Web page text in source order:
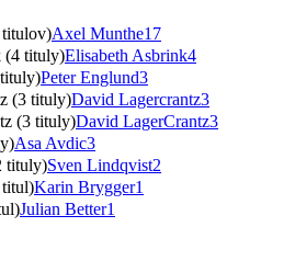
Axel Munthe17
(4 tituly)Elisabeth Asbrink4
Peter Englund3
(3 tituly)David Lagercrantz3
(3 tituly)David LagerCrantz3
Asa Avdic3
tituly)Sven Lindqvist2
Karin Brygger1
Julian Better1